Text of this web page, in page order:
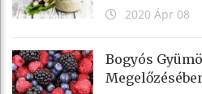
2020 Ápr 08
Bogyós